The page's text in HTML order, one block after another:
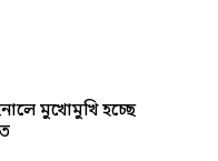
মুখোমুখি হচ্ছে